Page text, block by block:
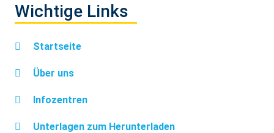
Wichtige Links
Startseite
Über uns
Infozentren
Unterlagen zum Herunterladen